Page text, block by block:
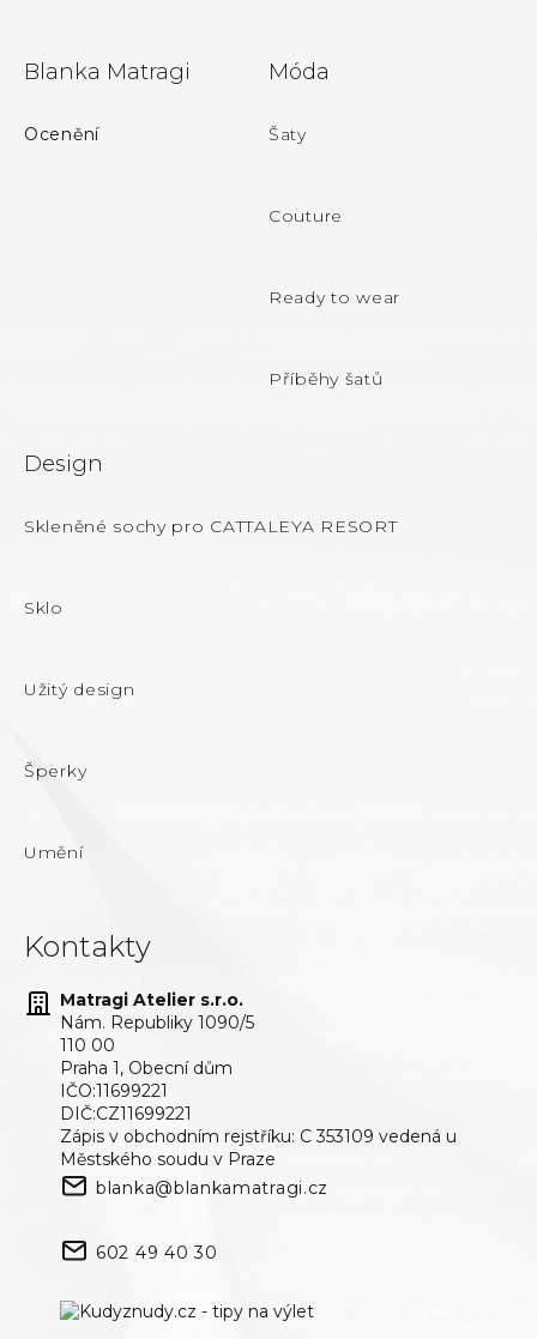
Blanka Matragi
Ocenění
Móda
Šaty
Couture
Ready to wear
Příběhy šatů
Design
Skleněné sochy pro CATTALEYA RESORT
Sklo
Užitý design
Šperky
Umění
Kontakty
Matragi Atelier s.r.o.
Nám. Republiky 1090/5
110 00
Praha 1, Obecní dům
IČO:11699221
DIČ:CZ11699221
Zápis v obchodním rejstříku: C 353109 vedená u
Městského soudu v Praze
blanka@blankamatragi.cz
602 49 40 30